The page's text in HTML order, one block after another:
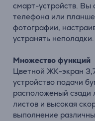
смарт-устройств. Вы
телефона или
фотографии,
устранять неполадки.
Множество функций
Цветной ЖК-экран
устройство подачи
расположеный сзади
листов и высокая
выполнение